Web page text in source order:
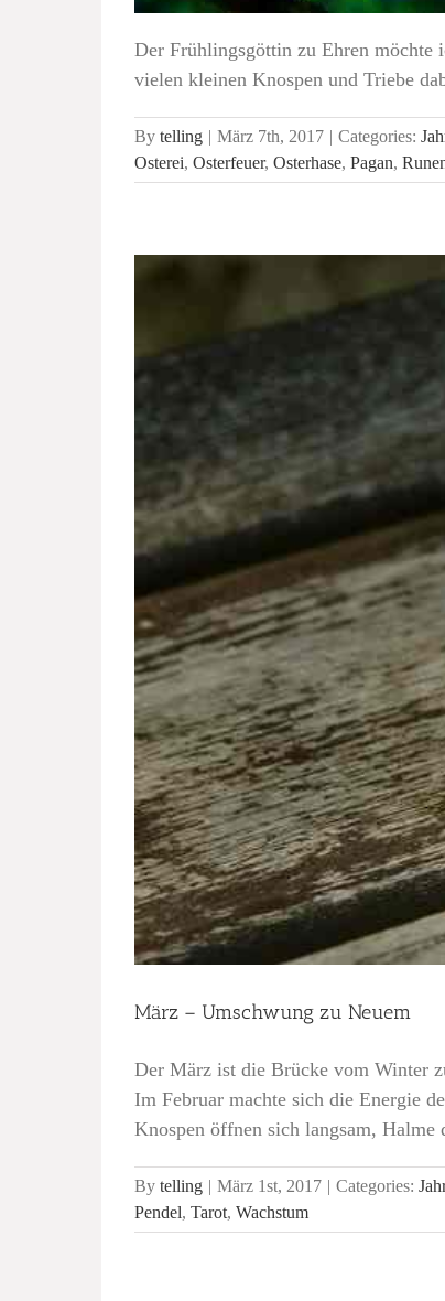
Der Frühlingsgöttin zu Ehren möchte
vielen kleinen Knospen und Triebe
By telling | März 7th, 2017 | Categories:
Osterei, Osterfeuer, Osterhase, Pagan,
März – Umschwung zu Neuem
Der März ist die Brücke vom Winter
Im Februar machte sich die Energie
Knospen öffnen sich langsam, Halme
By telling | März 1st, 2017 | Categories:
Pendel, Tarot, Wachstum